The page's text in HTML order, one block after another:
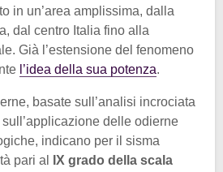
in un’area amplissima, dalla
dal centro Italia fino alla
Già l’estensione del fenomeno
l’idea della sua potenza.
basate sull’analisi incrociata
delle odierne
indicano per il sisma
pari al
IX grado della scala